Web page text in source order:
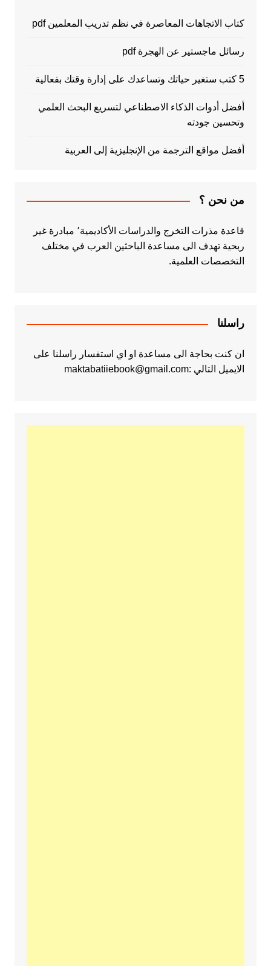
كتاب الاتجاهات المعاصرة في نظم تدريب المعلمين pdf
رسائل ماجستير عن الهجرة pdf
5 كتب ستغير حياتك وتساعدك على إدارة وقتك بفعالية
أفضل أدوات الذكاء الاصطناعي لتسريع البحث العلمي
وتحسين جودته
أفضل مواقع الترجمة من الإنجليزية إلى العربية
من نحن ؟
قاعدة مذرات التخرج والدراسات الأكاديمية٬ مبادرة غير
ربحية تهدف الى مساعدة الباحثين العرب في مختلف
التخصصات العلمية.
راسلنا
ان كنت بحاجة الى مساعدة او اي استفسار راسلنا على
الايميل التالي :maktabatiiebook@gmail.com